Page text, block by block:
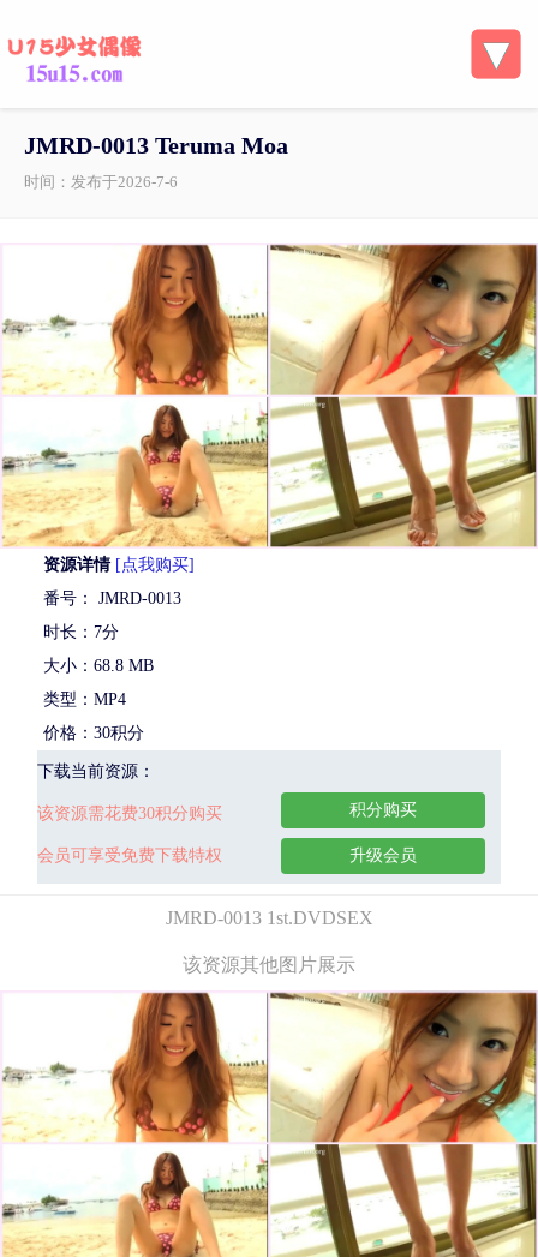
JMRD-0013 Teruma Moa
时间：发布于2026-7-6
资源详情 [点我购买]
番号： JMRD-0013
时长：7分
大小：68.8 MB
类型：MP4
价格：30积分
下载当前资源：
该资源需花费30积分购买
会员可享受免费下载特权
积分购买
升级会员
JMRD-0013 1st.DVDSEX
该资源其他图片展示